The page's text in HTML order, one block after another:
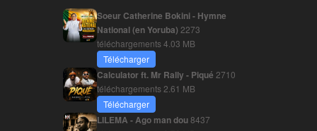
Soeur Catherine Bokini - Hymne
National (en Yoruba) 2273
téléchargements4.03 MB
Télécharger
Calculator ft. Mr Rally - Piqué 2710
téléchargements 2.61 MB
Télécharger
LILEMA - Ago man dou8437